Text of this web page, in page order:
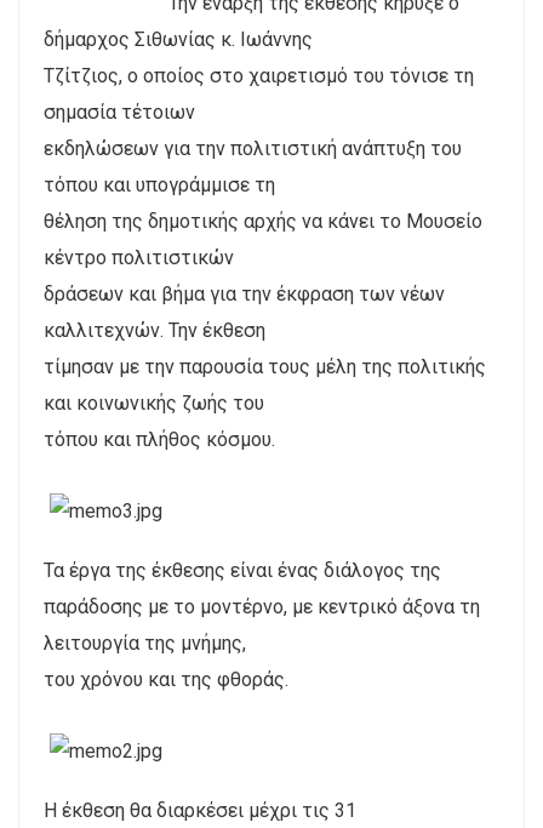
δήμαρχος Σιθωνίας κ. Ιωάννης
Τζίτζιος, ο οποίος στο χαιρετισμό του τόνισε τη
σημασία τέτοιων
εκδηλώσεων για την πολιτιστική ανάπτυξη του
τόπου και υπογράμμισε τη
θέληση της δημοτικής αρχής να κάνει το Μουσείο
κέντρο πολιτιστικών
δράσεων και βήμα για την έκφραση των νέων
καλλιτεχνών. Την έκθεση
τίμησαν με την παρουσία τους μέλη της πολιτικής
και κοινωνικής ζωής του
τόπου και πλήθος κόσμου.
Τα έργα της έκθεσης είναι ένας διάλογος της
παράδοσης με το μοντέρνο, με κεντρικό άξονα τη
λειτουργία της μνήμης,
του χρόνου και της φθοράς.
Η έκθεση θα διαρκέσει μέχρι τις 31